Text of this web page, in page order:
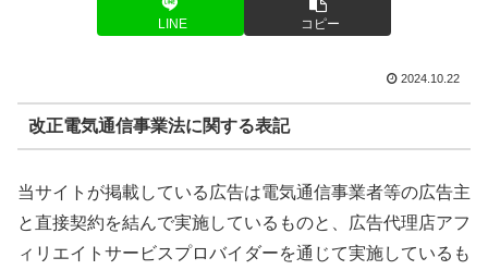
LINE コピー
2024.10.22
改正電気通信事業法に関する表記
当サイトが掲載している広告は電気通信事業者等の広告主
と直接契約を結んで実施しているものと、広告代理店アフ
ィリエイトサービスプロバイダーを通じて実施しているも